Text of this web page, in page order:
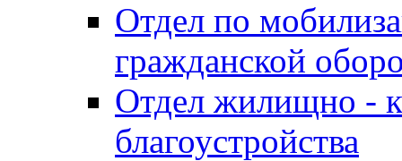
Отдел по
гражданской
Отдел жилищно -
благоустройства